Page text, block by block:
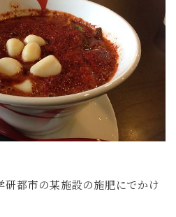
都市の某施設の施肥にでかけ